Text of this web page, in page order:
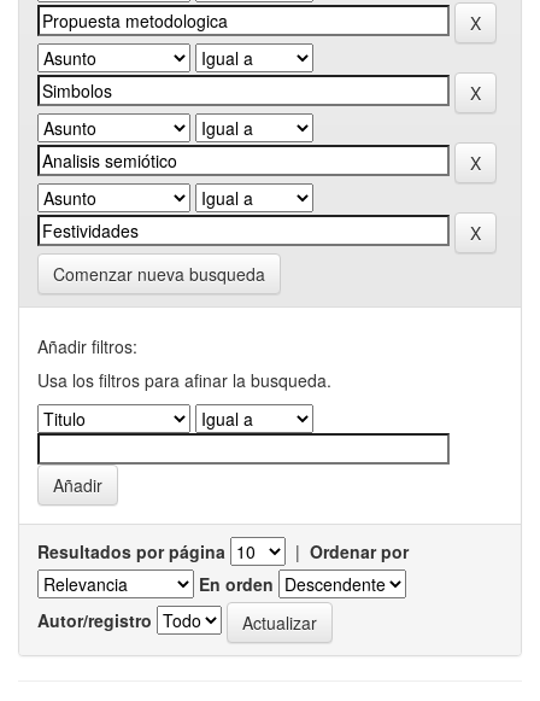
Comenzar nueva busqueda
Añadir filtros:
Usa los filtros para afinar la busqueda.
Resultados por página | Ordenar por
En orden
Autor/registro